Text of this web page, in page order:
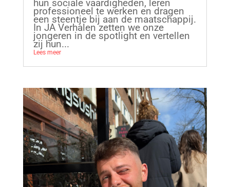
hun sociale vaardigheden, leren
professioneel te werken en dragen
een steentje bij aan de maatschappij.
In JA Verhalen zetten we onze
jongeren in de spotlight en vertellen
zij hun...
Lees meer